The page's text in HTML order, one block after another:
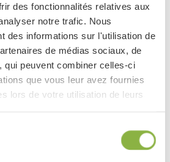
des fonctionnalités relatives aux
notre trafic. Nous
des informations sur l'utilisation de
de médias sociaux, de
qui peuvent combiner celles-ci
que vous leur avez fournies
lors de votre utilisation de leurs